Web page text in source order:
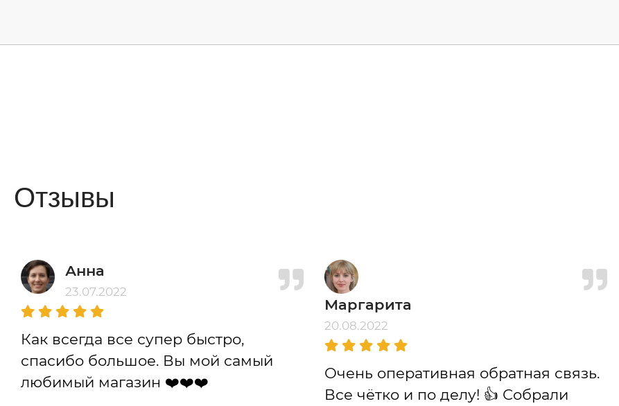
Отзывы
Анна
23.07.2022
Как всегда все супер быстро,
спасибо большое. Вы мой самый
любимый магазин ❤️❤️❤️
Маргарита
20.08.2022
Очень оперативная обратная связь.
Все чётко и по делу! 👍 Собрали